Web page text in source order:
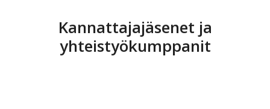
Kannattajajäsenet ja
yhteistyökumppanit